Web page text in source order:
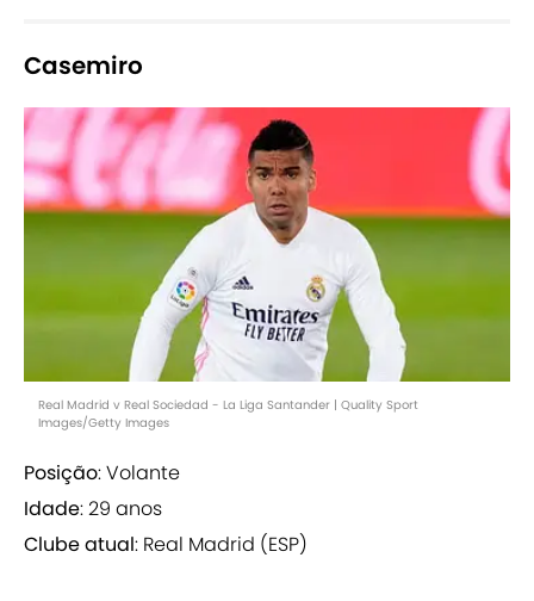
Casemiro
Real Madrid v Real Sociedad - La Liga Santander | Quality Sport
Images/Getty Images
Posição: Volante
Idade: 29 anos
Clube atual: Real Madrid (ESP)